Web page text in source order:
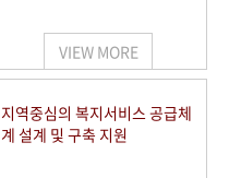
VIEW MORE
지역중심의 복지서비스 공급체
계 설계 및 구축 지원